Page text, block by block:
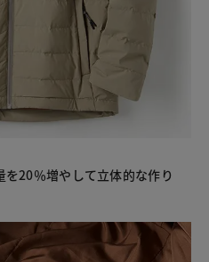
20％増やして立体的な作り